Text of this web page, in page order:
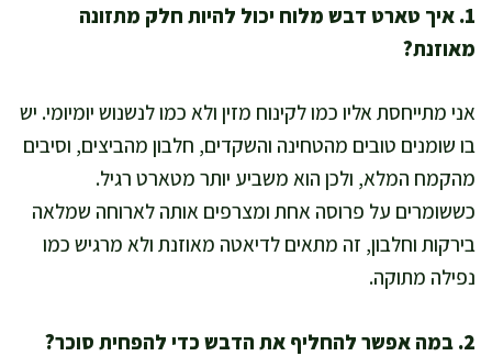
1. איך טארט דבש מלוח יכול להיות חלק מתזונה
מאוזנת?
אני מתייחסת אליו כמו לקינוח מזין ולא כמו לנשנוש יומיומי. יש
בו שומנים טובים מהטחינה והשקדים, חלבון מהביצים, וסיבים
מהקמח המלא, ולכן הוא משביע יותר מטארט רגיל.
כששומרים על פרוסה אחת ומצרפים אותה לארוחה שמלאה
בירקות וחלבון, זה מתאים לדיאטה מאוזנת ולא מרגיש כמו
נפילה מתוקה.
2. במה אפשר להחליף את הדבש כדי להפחית סוכר?